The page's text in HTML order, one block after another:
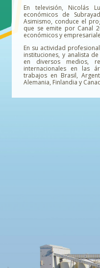
En televisión, Nicolás
económicos de
Asimismo, conduce el
que se emite por Canal
económicos y
En su actividad
instituciones, y analista
en diversos medios,
internacionales en las
trabajos en Brasil,
Alemania, Finlandia y